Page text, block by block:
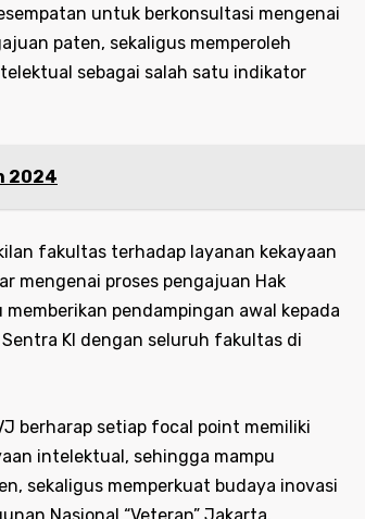
untuk berkonsultasi mengenai
paten, sekaligus memperoleh
sebagai salah satu indikator
2024
fakultas terhadap layanan kekayaan
mengenai proses pengajuan Hak
pendampingan awal kepada
KI dengan seluruh fakultas di
berharap setiap focal point memiliki
intelektual, sehingga mampu
sekaligus memperkuat budaya inovasi